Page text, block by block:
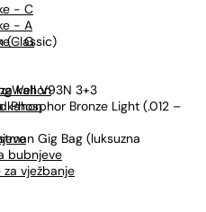
- C
- A
- G
kahon
kahon
bubnjeve
za vježbanje
(Classic)
V93N 3+3
Phosphor Bronze Light (.012 –
Gig Bag (luksuzna